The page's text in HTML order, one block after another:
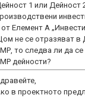
1 или Дейност
от Елемент А
не се отразяват в
то следва ли да се
дейности?
в проектното